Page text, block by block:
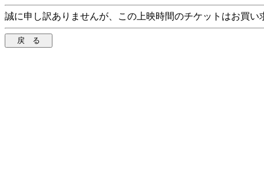
誠に申し訳ありませんが、この上映時間のチケットはお買い